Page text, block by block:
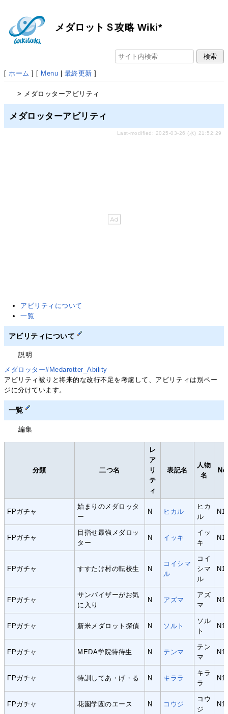
メダロットＳ攻略 Wiki*
[ ホーム ] [ Menu | 最終更新 ]
> メダロッターアビリティ
メダロッターアビリティ
Last-modified: 2025-03-26 (水) 21:52:29
アビリティについて
一覧
アビリティについて
説明
メダロッター#Medarotter_Ability
アビリティ被りと将来的な改行不足を考慮して、アビリティは別ペー
ジに分けています。
一覧
編集
分類 二つ名
レ
ア
リ
テ
ィ
表記名
人物
名
FPガチャ
始まりのメダロッタ
ー
N ヒカル
ヒカ
ル
N1
FPガチャ
目指せ最強メダロッ
ター
N イッキ
イッ
キ
N1
FPガチャ すすたけ村の転校生 N
コイシマ
ル
コイ
シマ
ル
N1
FPガチャ
サンバイザーがお気
に入り
N アズマ
アズ
マ
N1
FPガチャ 新米メダロット探偵 N ソルト
ソル
ト
N1
FPガチャ MEDA学院特待生 N テンマ
テン
マ
N1
FPガチャ 特訓してあ・げ・る N キララ
キラ
ラ
N1
FPガチャ 花園学園のエース N コウジ
コウ
ジ
N1